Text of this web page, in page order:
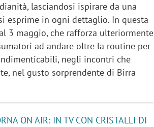
lasciandosi ispirare da una
esprime in ogni dettaglio. In questa
3 maggio, che rafforza ulteriormente
ad andare oltre la routine per
negli incontri che
nel gusto sorprendente di Birra
ON AIR: IN TV CON CRISTALLI DI